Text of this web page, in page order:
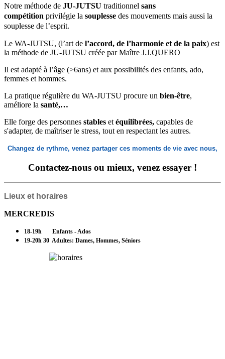
Notre méthode de JU-JUTSU traditionnel sans
compétition privilégie la souplesse des mouvements mais aussi la
souplesse de l’esprit.
Le WA-JUTSU, (l’art de l’accord, de l’harmonie et de la paix) est
la méthode de JU-JUTSU créée par Maître J.J.QUERO
Il est adapté à l’âge (>6ans) et aux possibilités des enfants, ado,
femmes et hommes.
La pratique régulière du WA-JUTSU procure un bien-être,
améliore la santé,…
Elle forge des personnes stables et équilibrées, capables de
s'adapter, de maîtriser le stress, tout en respectant les autres.
Changez de rythme, venez partager ces moments de vie avec nous,
Contactez-nous ou mieux, venez essayer !
Lieux et horaires
MERCREDIS
18-19h Enfants - Ados
19-20h 30 Adultes: Dames, Hommes, Séniors